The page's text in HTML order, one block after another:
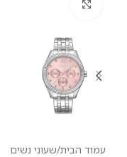
עמוד הבית/שעוני נשים